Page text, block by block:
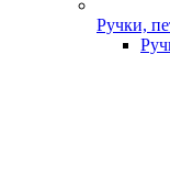
Ручки,